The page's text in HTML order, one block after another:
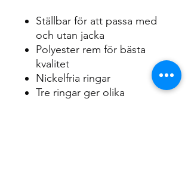
Ställbar för att passa med
och utan jacka
Polyester rem för bästa
kvalitet
Nickelfria ringar
Tre ringar ger olika